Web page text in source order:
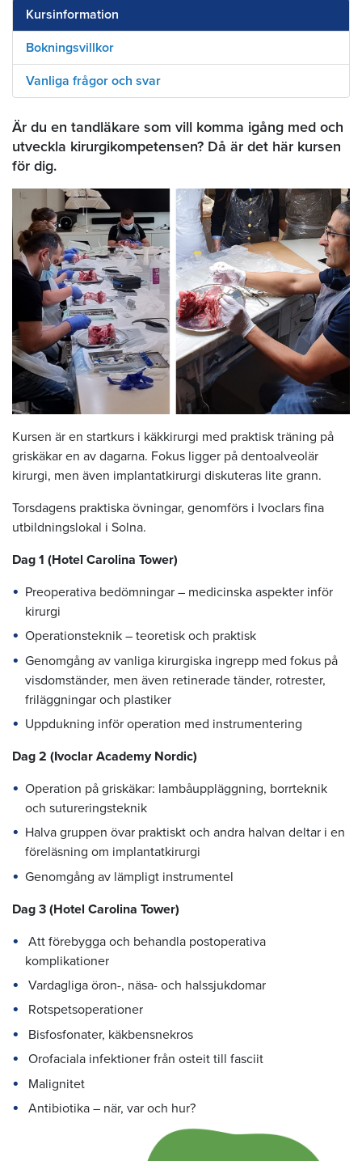
Kursinformation
Bokningsvillkor
Vanliga frågor och svar
Är du en tandläkare som vill komma igång med och
utveckla kirurgikompetensen? Då är det här kursen
för dig.
Kursen är en startkurs i käkkirurgi med praktisk träning på
griskäkar en av dagarna. Fokus ligger på dentoalveolär
kirurgi, men även implantatkirurgi diskuteras lite grann.
Torsdagens praktiska övningar, genomförs i Ivoclars fina
utbildningslokal i Solna.
Dag 1 (Hotel Carolina Tower)
Preoperativa bedömningar – medicinska aspekter inför
kirurgi
Operationsteknik – teoretisk och praktisk
Genomgång av vanliga kirurgiska ingrepp med fokus på
visdomständer, men även retinerade tänder, rotrester,
friläggningar och plastiker
Uppdukning inför operation med instrumentering
Dag 2 (Ivoclar Academy Nordic)
Operation på griskäkar: lambåuppläggning, borrteknik
och sutureringsteknik
Halva gruppen övar praktiskt och andra halvan deltar i en
föreläsning om implantatkirurgi
Genomgång av lämpligt instrumentel
Dag 3 (Hotel Carolina Tower)
Att förebygga och behandla postoperativa
komplikationer
Vardagliga öron-, näsa- och halssjukdomar
Rotspetsoperationer
Bisfosfonater, käkbensnekros
Orofaciala infektioner från osteit till fasciit
Malignitet
Antibiotika – när, var och hur?